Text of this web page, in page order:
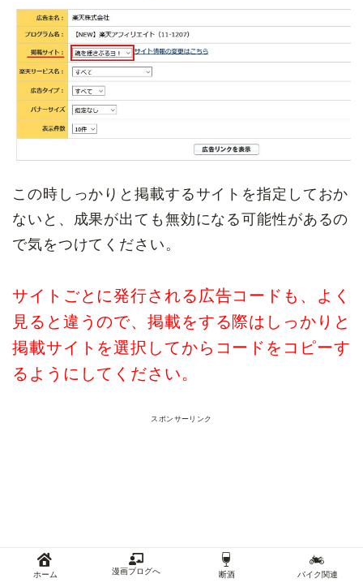
この時しっかりと掲載するサイトを指定しておか
ないと、成果が出ても無効になる可能性があるの
で気をつけてください。
サイトごとに発行される広告コードも、よく
見ると違うので、掲載をする際はしっかりと
掲載サイトを選択してからコードをコピーす
るようにしてください。
スポンサーリンク
ホーム 漫画ブログへ 断酒 バイク関連